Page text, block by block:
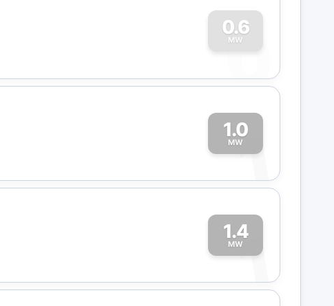
0.6
MW
0
1.0
MW
1
1.4
MW
1